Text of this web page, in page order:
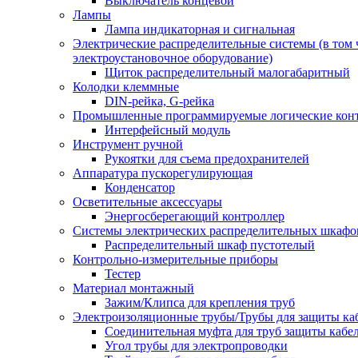
Лампы
Лампа индикаторная и сигнальная
Электрические распределительные системы (в том
электроустановочное оборудование)
Щиток распределительный малогабаритный
Колодки клеммные
DIN-рейка, G-рейка
Промышленные программируемые логические
Интерфейсный модуль
Инструмент ручной
Рукоятки для съема предохранителей
Аппаратура пускорегулирующая
Конденсатор
Осветительные аксессуары
Энергосберегающий контроллер
Системы электрических распределительных
Распределительный шкаф пустотелый
Контрольно-измерительные приборы
Тестер
Материал монтажный
Зажим/Клипса для крепления труб
Электроизоляционные трубы/Трубы для защиты
Соединительная муфта для труб защиты
Угол трубы для электропроводки